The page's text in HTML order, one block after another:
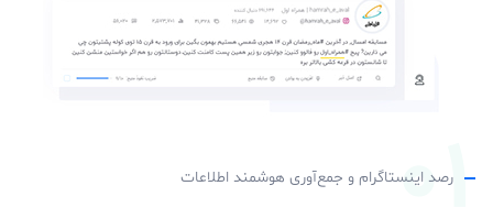
رصد اینستاگرام و جمع‌آوری هوشمند اطلاعات